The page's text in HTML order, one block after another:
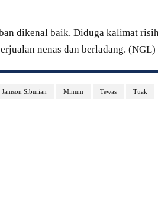
dikenal baik. Diduga kalimat
nenas dan berladang. (NGL)
Jamson Siburian Minum Tewas Tuak